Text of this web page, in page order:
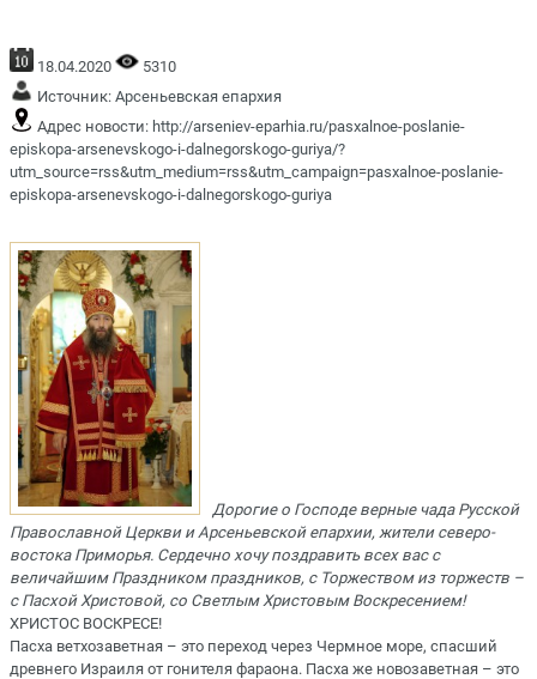
18.04.2020
5310
Источник: Арсеньевская епархия
Адрес новости: http://arseniev-eparhia.ru/pasxalnoe-poslanie-
episkopa-arsenevskogo-i-dalnegorskogo-guriya/?
utm_source=rss&utm_medium=rss&utm_campaign=pasxalnoe-poslanie-
episkopa-arsenevskogo-i-dalnegorskogo-guriya
Дорогие о Господе верные чада Русской
Православной Церкви и Арсеньевской епархии, жители северо-
востока Приморья. Сердечно хочу поздравить всех вас с
величайшим Праздником праздников, с Торжеством из торжеств –
с Пасхой Христовой, со Светлым Христовым Воскресением!
ХРИСТОС ВОСКРЕСЕ!
Пасха ветхозаветная – это переход через Чермное море, спасший
древнего Израиля от гонителя фараона. Пасха же новозаветная – это